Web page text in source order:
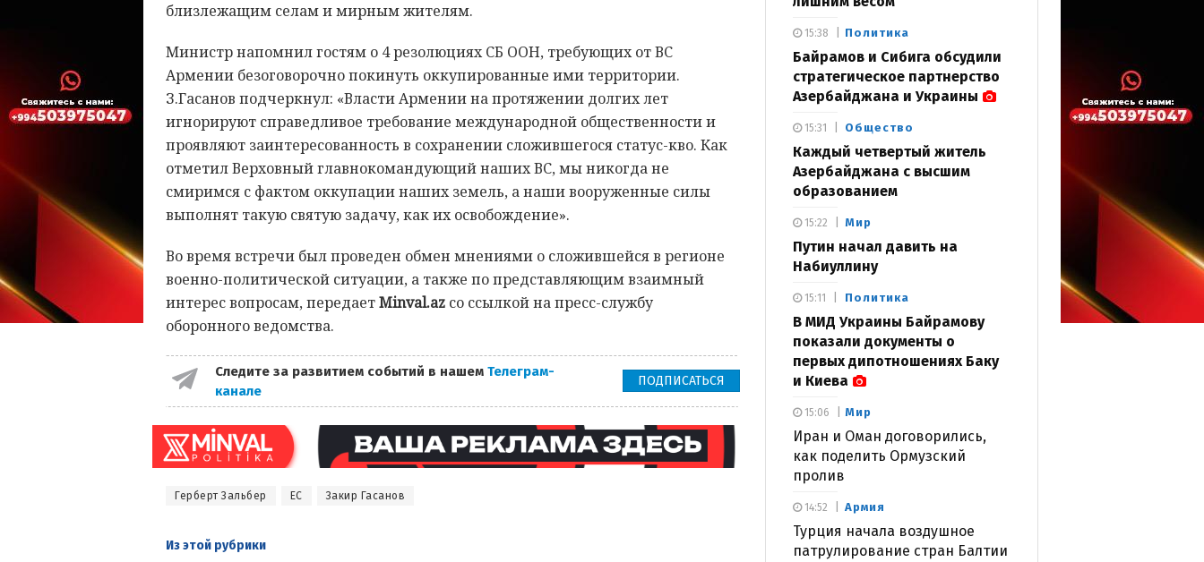
близлежащим селам и мирным жителям.
Министр напомнил гостям о 4 резолюциях СБ ООН, требующих от ВС
Армении безоговорочно покинуть оккупированные ими территории.
З.Гасанов подчеркнул: «Власти Армении на протяжении долгих лет
игнорируют справедливое требование международной общественности и
проявляют заинтересованность в сохранении сложившегося статус-кво. Как
отметил Верховный главнокомандующий наших ВС, мы никогда не
смиримся с фактом оккупации наших земель, а наши вооруженные силы
выполнят такую святую задачу, как их освобождение».
Во время встречи был проведен обмен мнениями о сложившейся в регионе
военно-политической ситуации, а также по представляющим взаимный
интерес вопросам, передаетMinval.az со ссылкой на пресс-службу
оборонного ведомства.
Следите за развитием событий в нашем Телеграм-
канале
ПОДПИСАТЬСЯ
Герберт Зальбер ЕС Закир Гасанов
Из этой рубрики
Политика
Байрамов и Сибига обсудили
стратегическое партнерство
Азербайджана и Украины
15:38
Общество
Каждый четвертый житель
Азербайджана с высшим
образованием
15:31
Мир
Путин начал давить на
Набиуллину
15:22
Политика
В МИД Украины Байрамову
показали документы о
первых дипотношениях Баку
и Киева
15:11
Мир
Иран и Оман договорились,
как поделить Ормузский
пролив
15:06
Армия
Турция начала воздушное
патрулирование стран Балтии
14:52